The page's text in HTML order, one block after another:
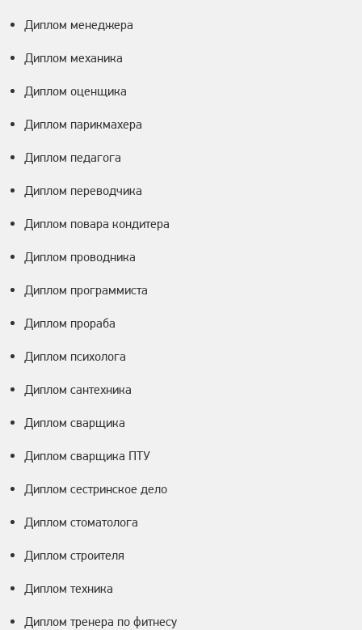
Диплом менеджера
Диплом механика
Диплом оценщика
Диплом парикмахера
Диплом педагога
Диплом переводчика
Диплом повара кондитера
Диплом проводника
Диплом программиста
Диплом прораба
Диплом психолога
Диплом сантехника
Диплом сварщика
Диплом сварщика ПТУ
Диплом сестринское дело
Диплом стоматолога
Диплом строителя
Диплом техника
Диплом тренера по фитнесу